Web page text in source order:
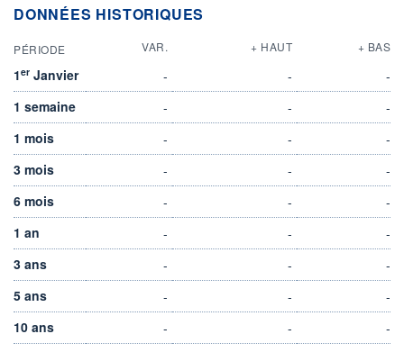
DONNÉES HISTORIQUES
PÉRIODE VAR. + HAUT + BAS
1er Janvier - -
-
1 semaine
- -
-
1 mois
- -
-
3 mois
- -
-
6 mois
- -
-
1 an
- -
-
3 ans
- -
-
5 ans
- -
-
10 ans
- -
-